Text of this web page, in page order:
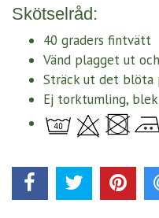
Skötselråd:
40 graders fintvätt
Vänd plagget ut
Sträck ut det blöta
Ej torktumling,